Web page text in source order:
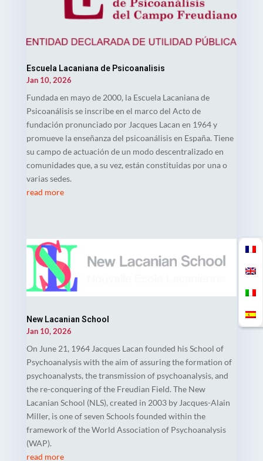
Escuela Lacaniana de Psicoanalisis
Jan 10, 2026
Fundada en mayo de 2000, la Escuela Lacaniana de
Psicoanálisis se inscribe en el marco del Acto de
fundación pronunciado por Jacques Lacan en 1964 y
promueve la enseñanza del psicoanálisis en España. Tiene
su campo de actuación de un modo descentralizado en
comunidades que, a su vez, están constituidas por una o
varias sedes.
read more
New Lacanian School
Jan 10, 2026
On June 21, 1964 Jacques Lacan founded his School of
Psychoanalysis with the aim of assuring the formation of
psychoanalysts, the transmission of psychoanalysis, and
the re-conquering of the Freudian Field. The New
Lacanian School (NLS), created in 2003 by Jacques-Alain
Miller, is one of seven Schools founded within the
framework of the World Association of Psychoanalysis
(WAP).
read more